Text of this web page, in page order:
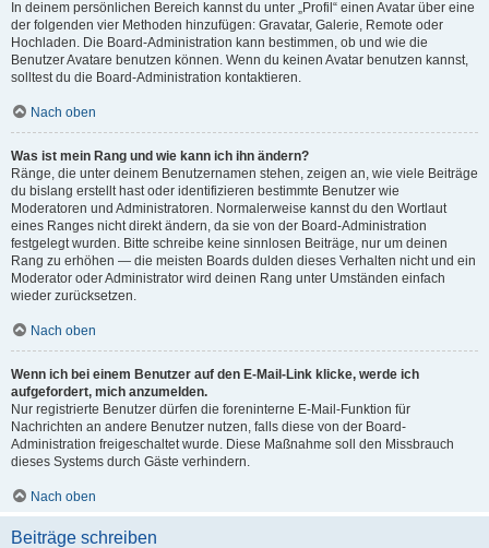
In deinem persönlichen Bereich kannst du unter „Profil“ einen Avatar über eine
der folgenden vier Methoden hinzufügen: Gravatar, Galerie, Remote oder
Hochladen. Die Board-Administration kann bestimmen, ob und wie die
Benutzer Avatare benutzen können. Wenn du keinen Avatar benutzen kannst,
solltest du die Board-Administration kontaktieren.
Nach oben
Was ist mein Rang und wie kann ich ihn ändern?
Ränge, die unter deinem Benutzernamen stehen, zeigen an, wie viele Beiträge
du bislang erstellt hast oder identifizieren bestimmte Benutzer wie
Moderatoren und Administratoren. Normalerweise kannst du den Wortlaut
eines Ranges nicht direkt ändern, da sie von der Board-Administration
festgelegt wurden. Bitte schreibe keine sinnlosen Beiträge, nur um deinen
Rang zu erhöhen — die meisten Boards dulden dieses Verhalten nicht und ein
Moderator oder Administrator wird deinen Rang unter Umständen einfach
wieder zurücksetzen.
Nach oben
Wenn ich bei einem Benutzer auf den E-Mail-Link klicke, werde ich
aufgefordert, mich anzumelden.
Nur registrierte Benutzer dürfen die foreninterne E-Mail-Funktion für
Nachrichten an andere Benutzer nutzen, falls diese von der Board-
Administration freigeschaltet wurde. Diese Maßnahme soll den Missbrauch
dieses Systems durch Gäste verhindern.
Nach oben
Beiträge schreiben